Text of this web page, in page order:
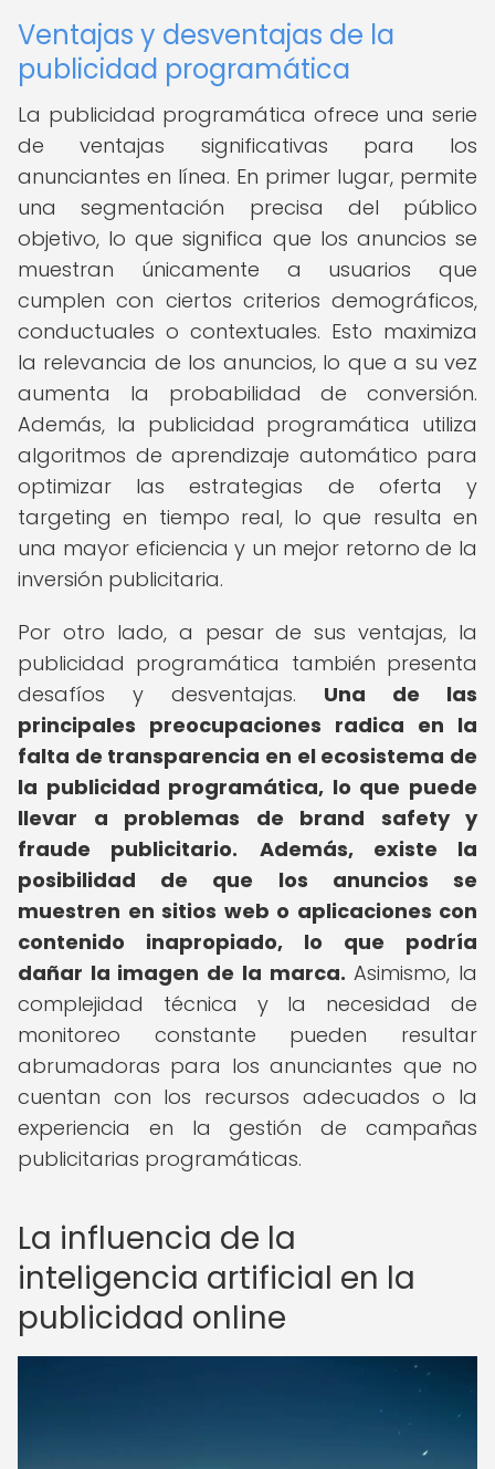
Ventajas y desventajas de la
publicidad programática
La publicidad programática ofrece una serie
de ventajas significativas para los
anunciantes en línea. En primer lugar, permite
una segmentación precisa del público
objetivo, lo que significa que los anuncios se
muestran únicamente a usuarios que
cumplen con ciertos criterios demográficos,
conductuales o contextuales. Esto maximiza
la relevancia de los anuncios, lo que a su vez
aumenta la probabilidad de conversión.
Además, la publicidad programática utiliza
algoritmos de aprendizaje automático para
optimizar las estrategias de oferta y
targeting en tiempo real, lo que resulta en
una mayor eficiencia y un mejor retorno de la
inversión publicitaria.
Por otro lado, a pesar de sus ventajas, la
publicidad programática también presenta
desafíos y desventajas. Una de las
principales preocupaciones radica en la
falta de transparencia en el ecosistema de
la publicidad programática, lo que puede
llevar a problemas de brand safety y
fraude publicitario.
Además, existe la
posibilidad de que los anuncios se
muestren en sitios web o aplicaciones con
contenido inapropiado, lo que podría
dañar la imagen de la marca. Asimismo, la
complejidad técnica y la necesidad de
monitoreo constante pueden resultar
abrumadoras para los anunciantes que no
cuentan con los recursos adecuados o la
experiencia en la gestión de campañas
publicitarias programáticas.
La influencia de la
inteligencia artificial en la
publicidad online